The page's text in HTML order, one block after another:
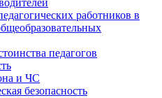
работников в
педагогов
и ЧС
безопасность